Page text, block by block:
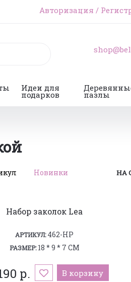
Авторизация /
Идеи для
подарков пазлы
Новинки НА
Набор заколок Lea
АРТИКУЛ:462-HP
РАЗМЕР:18 * 9 * 7 СМ
р. В корзину